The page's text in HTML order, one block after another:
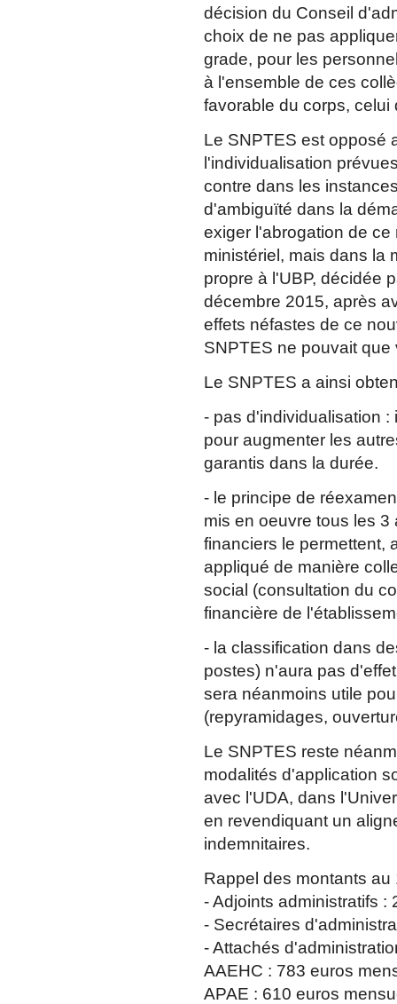
décision du Conseil
choix de ne pas
grade, pour les
à l'ensemble de ces
favorable du corps,
Le SNPTES est opposé
l'individualisation
contre dans les
d'ambiguïté dans la
exiger l'abrogation de
ministériel, mais dans la
propre à l'UBP, décidée
décembre 2015, après
effets néfastes de ce
SNPTES ne pouvait
Le SNPTES a ainsi
- pas d'individualisation
pour augmenter les
garantis dans la durée.
- le principe de
mis en oeuvre tous les
financiers le permettent,
appliqué de manière
social (consultation du
financière de
- la classification dans
postes) n'aura pas
sera néanmoins utile
(repyramidages,
Le SNPTES reste
modalités d'application
avec l'UDA, dans
en revendiquant un
indemnitaires.
Rappel des montants au
- Adjoints administratifs :
- Secrétaires
- Attachés
AAEHC : 783 euros
APAE : 610 euros